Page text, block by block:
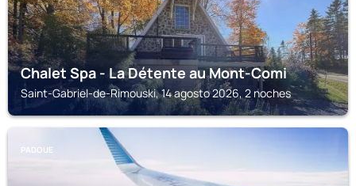
Chalet Spa - La Détente au Mont-Comi
Saint-Gabriel-de-Rimouski, 14 agosto 2026, 2 noches
PADOUE